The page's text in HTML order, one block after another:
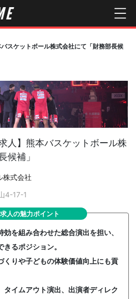
バスケットボール株式会社にて「財務部長候
人】熊本バスケットボール株
候補」
株式会社
4-17-1
人の魅力ポイント
効を組み合わせた総合演出を担い、
るポジション。
くりや子どもの体験価値向上にも貢
タイムアウト演出、出演者ディレク